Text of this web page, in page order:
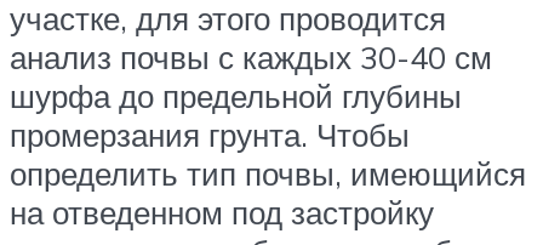
участке, для этого проводится
анализ почвы с каждых 30-40 см
шурфа до предельной глубины
промерзания грунта. Чтобы
определить тип почвы, имеющийся
на отведенном под застройку